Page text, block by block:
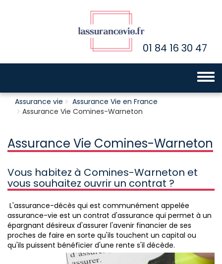
01 84 16 30 47
Toggle
Assurance vie
Assurance Vie en France
Assurance Vie Comines-Warneton
Assurance Vie Comines-Warneton
Vous habitez à Comines-Warneton et
vous souhaitez ouvrir un contrat ?
L'assurance-décès qui est communément appelée
assurance-vie est un contrat d'assurance qui permet à un
épargnant désireux d'assurer l'avenir financier de ses
proches de faire en sorte qu'ils touchent un capital ou
qu'ils puissent bénéficier d'une rente s'il décède.